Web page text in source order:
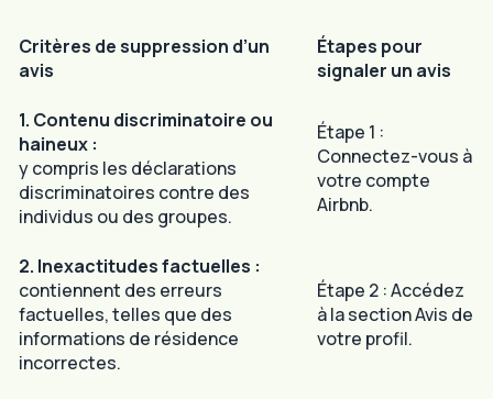
Critères de suppression d’un
avis
Étapes pour
signaler un avis
1. Contenu discriminatoire ou
haineux :
y compris les déclarations
discriminatoires contre des
individus ou des groupes.
Étape 1 :
Connectez-vous à
votre compte
Airbnb.
2. Inexactitudes factuelles :
contiennent des erreurs
factuelles, telles que des
informations de résidence
incorrectes.
Étape 2 : Accédez
à la section Avis de
votre profil.